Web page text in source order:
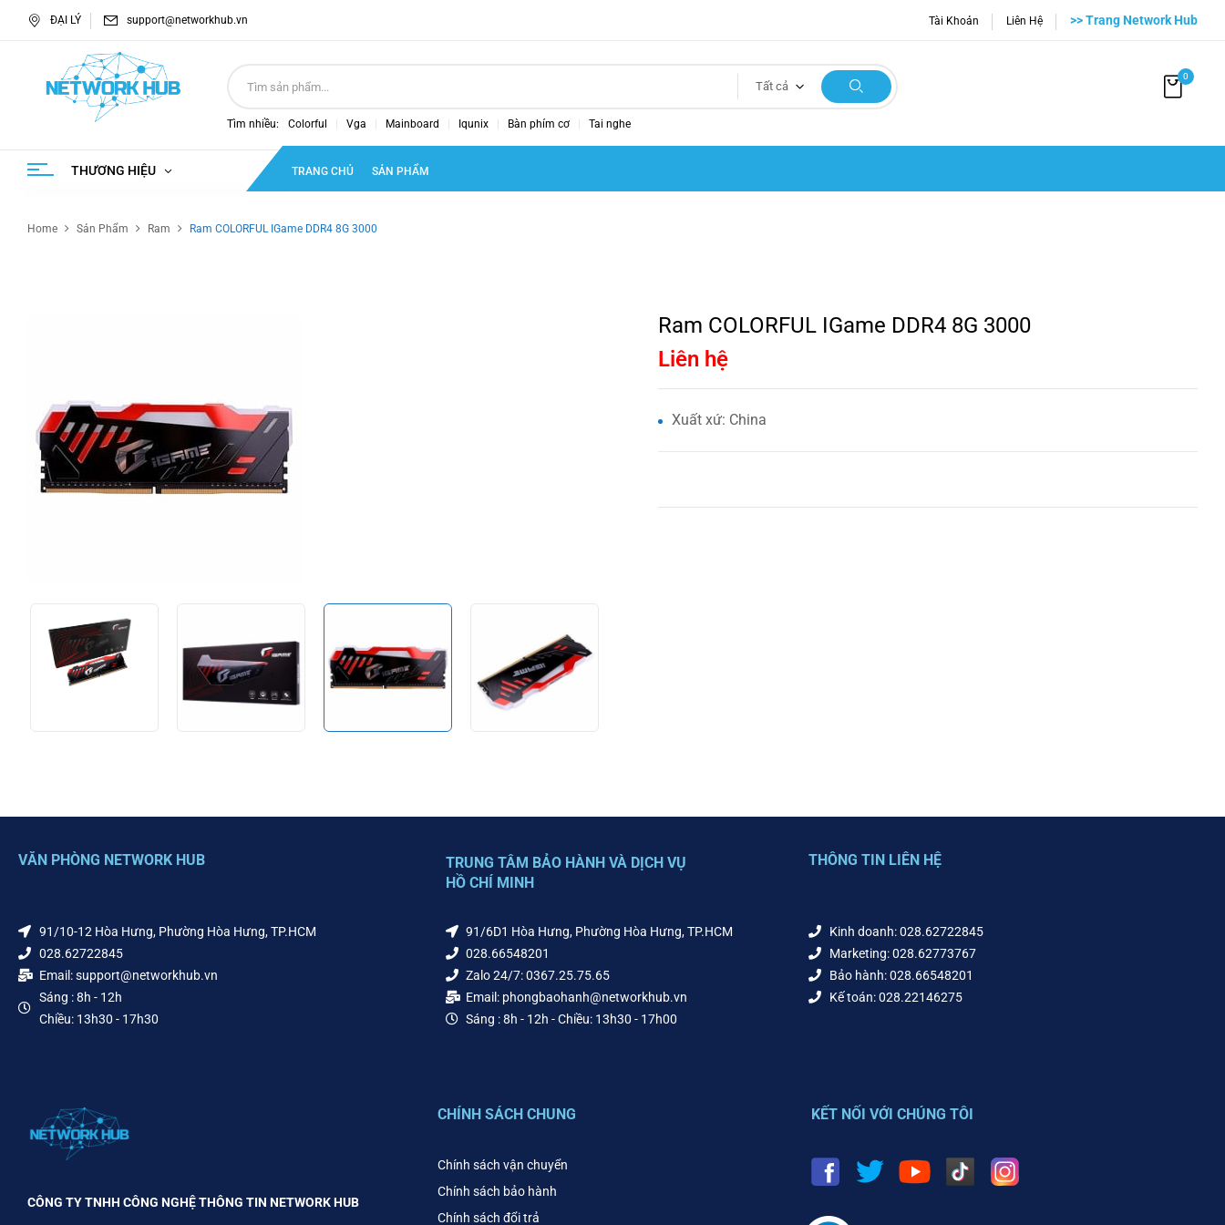
ĐẠI LÝ support@networkhub.vn Tài Khoản Liên Hệ >> Trang Network Hub
Tất cả
Tìm nhiều: Colorful Vga Mainboard Iqunix Bàn phím cơ Tai nghe
0
THƯƠNG HIỆU TRANG CHỦ SẢN PHẨM
Home Sản Phẩm Ram Ram COLORFUL IGame DDR4 8G 3000
Ram COLORFUL IGame DDR4 8G 3000
Liên hệ
Xuất xứ: China
VĂN PHÒNG NETWORK HUB
91/10-12 Hòa Hưng, Phường Hòa Hưng, TP.HCM
028.62722845
Email: support@networkhub.vn
Sáng : 8h - 12h
Chiều: 13h30 - 17h30
TRUNG TÂM BẢO HÀNH VÀ DỊCH VỤ
HỒ CHÍ MINH
91/6D1 Hòa Hưng, Phường Hòa Hưng, TP.HCM
028.66548201
Zalo 24/7: 0367.25.75.65
Email: phongbaohanh@networkhub.vn
Sáng : 8h - 12h - Chiều: 13h30 - 17h00
THÔNG TIN LIÊN HỆ
Kinh doanh: 028.62722845
Marketing: 028.62773767
Bảo hành: 028.66548201
Kế toán: 028.22146275
CÔNG TY TNHH CÔNG NGHỆ THÔNG TIN NETWORK HUB
CHÍNH SÁCH CHUNG
Chính sách vận chuyển
Chính sách bảo hành
Chính sách đổi trả
KẾT NỐI VỚI CHÚNG TÔI